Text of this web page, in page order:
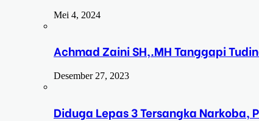
Mei 4, 2024
Achmad Zaini SH,.MH Tanggapi
Desember 27, 2023
Diduga Lepas 3 Tersangka Narkoba,